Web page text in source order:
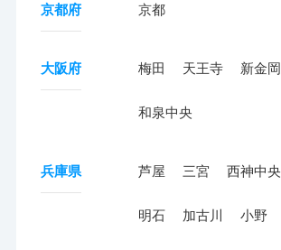
京都府 京都
大阪府 梅田 天王寺 新金岡
和泉中央
兵庫県 芦屋 三宮 西神中央
明石 加古川 小野